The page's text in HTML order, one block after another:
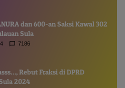
dan 600-an Saksi Kawal 302
Sula
7186
Rebut Fraksi di DPRD
2024